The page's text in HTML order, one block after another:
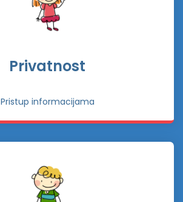
Privatnost
Pristup informacijama